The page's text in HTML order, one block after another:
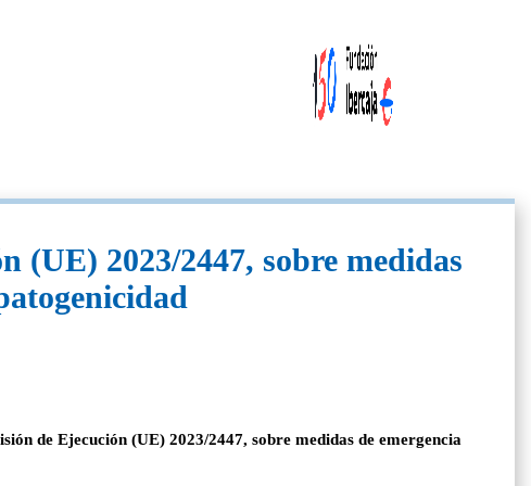
(UE) 2023/2447, sobre medidas
de Ejecución (UE) 2023/2447, sobre medidas de emergencia